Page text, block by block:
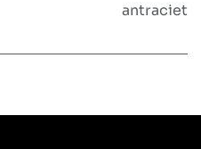
antraciet